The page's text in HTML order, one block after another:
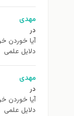
مهدی
در
آیا خوردن
دلایل علمی
مهدی
در
آیا خوردن
دلایل علمی